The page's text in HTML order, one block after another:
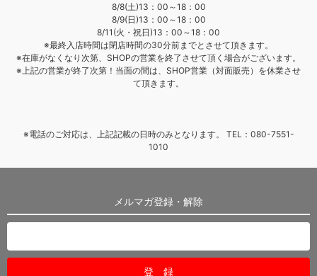
8/8(土)13：00～18：00
8/9(日)13：00～18：00
8/11(火・祝日)13：00～18：00
※最終入店時間は閉店時間の30分前までとさせて頂きます。
※在庫がなくなり次第、SHOPの営業を終了させて頂く場合がございます。
※上記の営業が終了次第！当面の間は、SHOP営業（対面販売）を休業させ
て頂きます。
※電話のご対応は、上記記載の日時のみとなります。 TEL：080-7551-
1010
メルマガ登録・解除